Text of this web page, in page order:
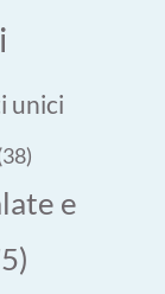
unici
e